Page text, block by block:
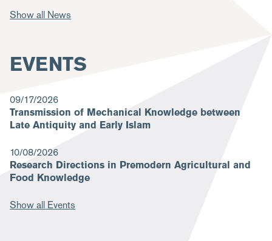
Show all News
EVENTS
09/17/2026
Transmission of Mechanical Knowledge between
Late Antiquity and Early Islam
10/08/2026
Research Directions in Premodern Agricultural and
Food Knowledge
Show all Events